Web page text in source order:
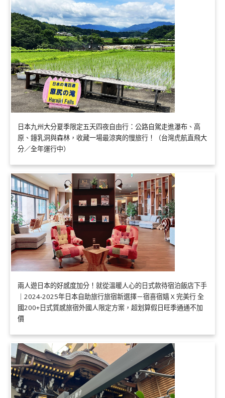
日本九州大分夏季限定五天四夜自由行：公路自駕走進瀑布、高
原、鐘乳洞與森林，收藏一場最涼爽的慢旅行！（台灣虎航直飛大
分／全年運行中）
兩人遊日本的好感度加分！就從溫暖人心的日式款待宿泊飯店下手
｜2024-2025年日本自助旅行旅宿新選擇－宿喜宿嬉 X 完美行 全
國200+日式質感旅宿外國人限定方案，超划算假日旺季通通不加
價